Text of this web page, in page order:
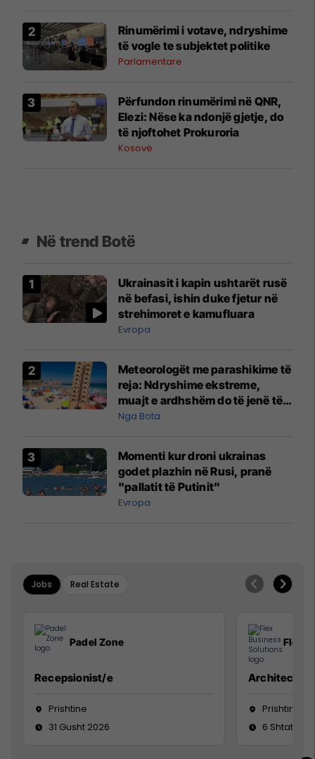
Rinumërimi i votave, ndryshime
të vogle te subjektet politike
Parlamentare
​Përfundon rinumërimi në QNR,
Elezi: Nëse ka ndonjë gjetje, do
të njoftohet Prokuroria
Kosovë
Në trend Botë
Ukrainasit i kapin ushtarët rusë
në befasi, ishin duke fjetur në
strehimoret e kamufluara
Evropa
Meteorologët me parashikime të
reja: Ndryshime ekstreme,
muajt e ardhshëm do të jenë të
pazakontë
Nga Bota
Momenti kur droni ukrainas
godet plazhin në Rusi, pranë
"pallatit të Putinit"
Evropa
Jobs Real Estate
Padel Zone
Recepsionist/e
Prishtine
31 Gusht 2026
Flex
Architect
Prishtinë
6 Shtator